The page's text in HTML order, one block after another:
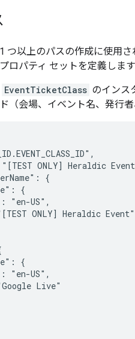
つ以上のパスの作成に使用
ロパティ セットを定義しま
EventTicketClass のインス
（会場、イベント名、発行者
ONLY] Heraldic
{
{
"en-US",
ONLY] Heraldic Event"
{
"en-US",
Live"